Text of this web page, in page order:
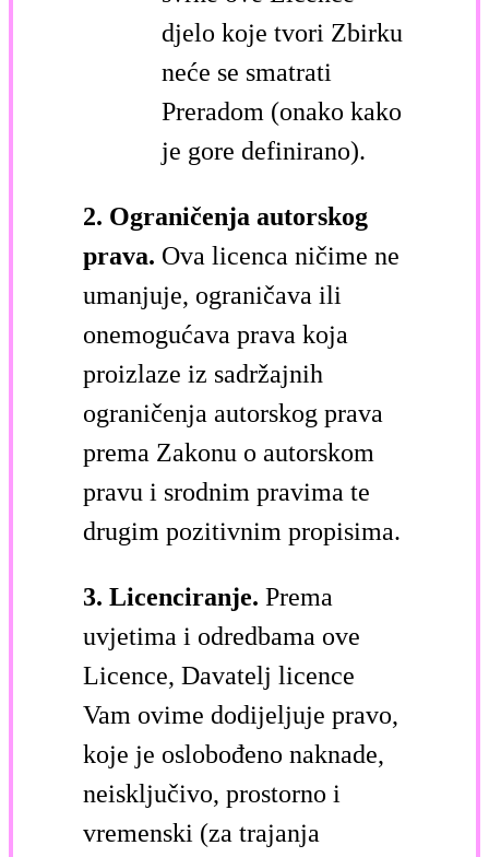
djelo koje tvori Zbirku
neće se smatrati
Preradom (onako kako
je gore definirano).
2. Ograničenja autorskog
prava. Ova licenca ničime ne
umanjuje, ograničava ili
onemogućava prava koja
proizlaze iz sadržajnih
ograničenja autorskog prava
prema Zakonu o autorskom
pravu i srodnim pravima te
drugim pozitivnim propisima.
3. Licenciranje. Prema
uvjetima i odredbama ove
Licence, Davatelj licence
Vam ovime dodijeljuje pravo,
koje je oslobođeno naknade,
neisključivo, prostorno i
vremenski (za trajanja